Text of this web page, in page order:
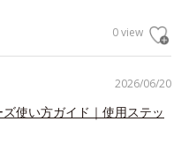
0 view
2026/06/20
使い方ガイド｜使用ステッ